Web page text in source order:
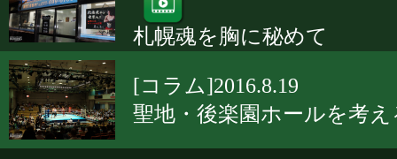
札幌魂を胸に秘めて
[コラム]2016.8.19
聖地・後楽園ホールを考え